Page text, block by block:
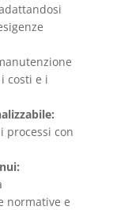
costi e i
processi con
normative e